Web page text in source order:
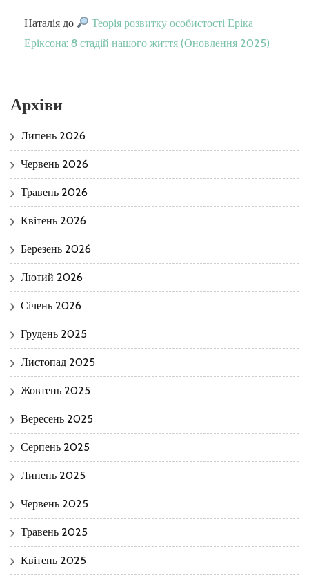
Наталія до
Теорія розвитку особистості Еріка
Еріксона: 8 стадій нашого життя (Оновлення 2025)
Архіви
Липень 2026
Червень 2026
Травень 2026
Квітень 2026
Березень 2026
Лютий 2026
Січень 2026
Грудень 2025
Листопад 2025
Жовтень 2025
Вересень 2025
Серпень 2025
Липень 2025
Червень 2025
Травень 2025
Квітень 2025